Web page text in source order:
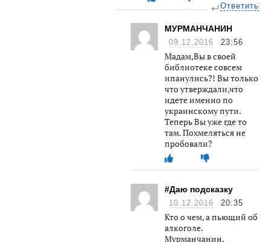
Ответить
МУРМАНЧАНИН
09.12.2016 23:56
Мадам,Вы в своей
библиотеке совсем
ипанулись?! Вы только
что утверждали,что
идете именно по
украинскому пути.
Теперь Вы уже где то
там. Похмеляться не
пробовали?
#Даю подсказку
10.12.2016 20:35
Кто о чем, а пьющий об
алкоголе.
Мурманчанин,